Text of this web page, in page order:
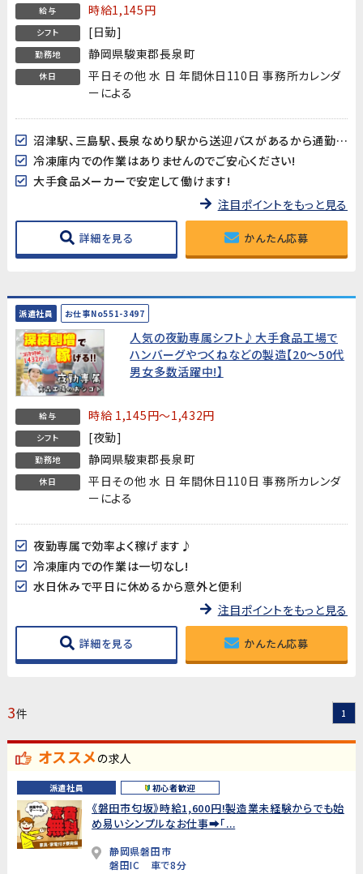
給与 時給1,145円
シフト [日勤]
勤務地 静岡県駿東郡長泉町
休日
平日その他 水 日 年間休日110日 事務所カレンダ
ーによる
沼津駅、三島駅、長泉なめり駅から送迎バスがあるから通勤ラクラク♪
冷凍庫内での作業はありませんのでご安心ください!
大手食品メーカーで安定して働けます!
注目ポイントをもっと見る
詳細を見る かんたん応募
派遣社員 お仕事No551-3497
人気の夜勤専属シフト♪大手食品工場で
ハンバーグやつくねなどの製造【20～50代
男女多数活躍中!】
給与 時給 1,145円～1,432円
シフト [夜勤]
勤務地 静岡県駿東郡長泉町
休日
平日その他 水 日 年間休日110日 事務所カレンダ
ーによる
夜勤専属で効率よく稼げます♪
冷凍庫内での作業は一切なし!
水日休みで平日に休めるから意外と便利
注目ポイントをもっと見る
詳細を見る かんたん応募
3件 1
オススメの求人
派遣社員 初心者歓迎
《磐田市匂坂》時給1,600円!製造業未経験からでも始
め易いシンプルなお仕事➡「...
静岡県磐田市
磐田IC 車で8分